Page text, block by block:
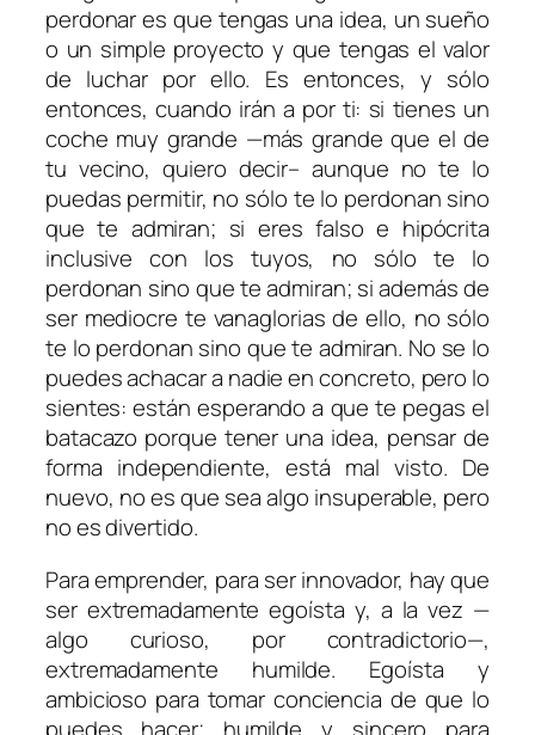
perdonar es que tengas una idea, un sueño
o un simple proyecto y que tengas el valor
de luchar por ello. Es entonces, y sólo
entonces, cuando irán a por ti: si tienes un
coche muy grande —más grande que el de
tu vecino, quiero decir– aunque no te lo
puedas permitir, no sólo te lo perdonan sino
que te admiran; si eres falso e hipócrita
inclusive con los tuyos, no sólo te lo
perdonan sino que te admiran; si además de
ser mediocre te vanaglorias de ello, no sólo
te lo perdonan sino que te admiran. No se lo
puedes achacar a nadie en concreto, pero lo
sientes: están esperando a que te pegas el
batacazo porque tener una idea, pensar de
forma independiente, está mal visto. De
nuevo, no es que sea algo insuperable, pero
no es divertido.
Para emprender, para ser innovador, hay que
ser extremadamente egoísta y, a la vez —
algo curioso, por contradictorio—,
extremadamente humilde. Egoísta y
ambicioso para tomar conciencia de que lo